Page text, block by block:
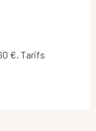
€. Tarifs